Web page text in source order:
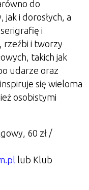
do
jak i dorosłych, a
i
rzeźbi i tworzy
takich jak
udarze oraz
się wieloma
osobistymi
60 zł /
lub Klub